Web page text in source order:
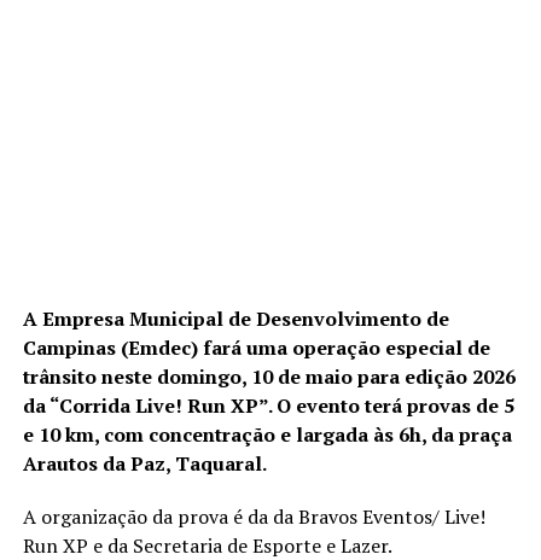
A Empresa Municipal de Desenvolvimento de
Campinas (Emdec) fará uma operação especial de
trânsito neste domingo, 10 de maio para edição 2026
da “Corrida Live! Run XP”. O evento terá provas de 5
e 10 km, com concentração e largada às 6h, da praça
Arautos da Paz, Taquaral.
A organização da prova é da da Bravos Eventos/ Live!
Run XP e da Secretaria de Esporte e Lazer.